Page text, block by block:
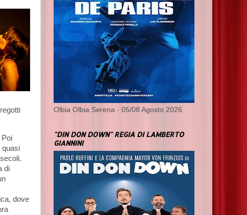
Poi
quasi
di
dove
Olbia Olbia Serena - 05/08 Agosto 2026
"DIN DON DOWN" REGIA DI LAMBERTO
GIANNINI